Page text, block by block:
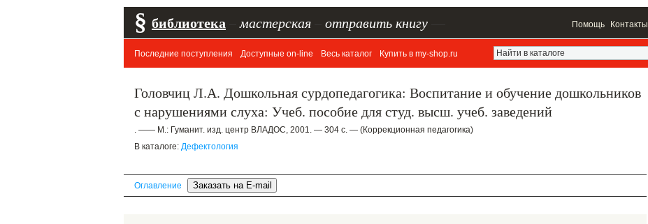
§ библиотека мастерская отправить книгу Помощь Контакты
Последние поступления Доступные on-line Весь каталог Купить в my-shop.ru
Головчиц Л.А. Дошкольная сурдопедагогика: Воспитание и обучение дошкольников
с нарушениями слуха: Учеб. пособие для студ. высш. учеб. заведений
. —— М.: Гуманит. изд. центр ВЛАДОС, 2001. — 304 с. — (Коррекционная педагогика)
В каталоге: Дефектология
Оглавление